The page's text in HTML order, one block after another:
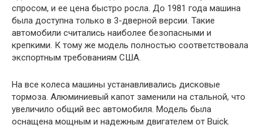
спросом, и ее цена быстро росла. До 1981 года машина
была доступна только в 3-дверной версии. Такие
автомобили считались наиболее безопасными и
крепкими. К тому же модель полностью соответствовала
экспортным требованиям США.
На все колеса машины устанавливались дисковые
тормоза. Алюминиевый капот заменили на стальной, что
увеличило общий вес автомобиля. Модель была
оснащена мощным и надежным двигателем от Buick.